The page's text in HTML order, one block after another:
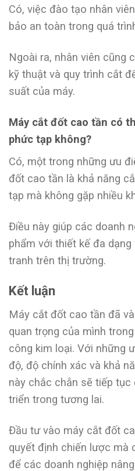
Có, việc đào tạo nhân
bảo an toàn trong quá
Ngoài ra, nhân viên cũng
kỹ thuật và quy trình cắt
suất của máy.
Máy cắt đốt cao tần có
phức tạp không?
Có, một trong những ưu
đốt cao tần là khả năng
tạp mà không gặp nhiều
Điều này giúp các doanh
phẩm với thiết kế đa
tranh trên thị trường.
Kết luận
Máy cắt đốt cao tần đã
quan trọng của mình
công kim loại. Với những
độ, độ chính xác và khả
này chắc chắn sẽ tiếp
triển trong tương lai.
Đầu tư vào máy cắt đốt
quyết định chiến lược mà
để các doanh nghiệp